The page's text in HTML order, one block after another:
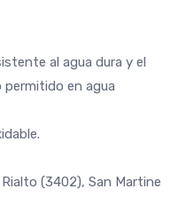
al agua dura y el
permitido en agua
(3402), San Martine